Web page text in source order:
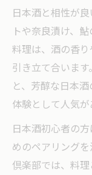
日本酒と相性が
トや奈良漬け、
料理は、酒の香
引き立て合いま
と、芳醇な日本
体験として人気が
日本酒初心者の
めのペアリング
倶楽部では、料